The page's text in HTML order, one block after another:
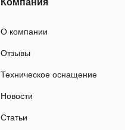
О компании
Отзывы
Техническое оснащение
Новости
Статьи